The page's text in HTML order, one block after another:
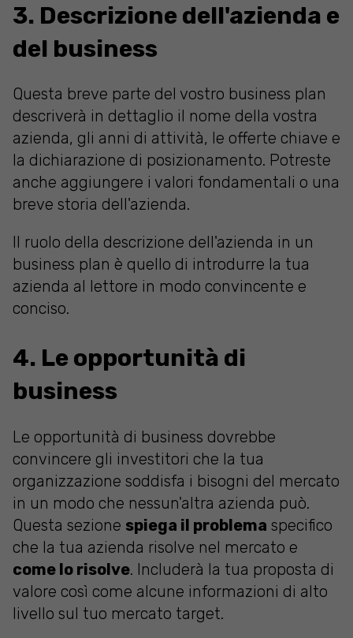
3. Descrizione dell'azienda e
del business
Questa breve parte del vostro business plan
descriverà in dettaglio il nome della vostra
azienda, gli anni di attività, le offerte chiave e
la dichiarazione di posizionamento. Potreste
anche aggiungere i valori fondamentali o una
breve storia dell'azienda.
Il ruolo della descrizione dell'azienda in un
business plan è quello di introdurre la tua
azienda al lettore in modo convincente e
conciso.
4. Le opportunità di
business
Le opportunità di business dovrebbe
convincere gli investitori che la tua
organizzazione soddisfa i bisogni del mercato
in un modo che nessun'altra azienda può.
Questa sezione spiega il problema specifico
che la tua azienda risolve nel mercato e
come lo risolve. Includerà la tua proposta di
valore così come alcune informazioni di alto
livello sul tuo mercato target.